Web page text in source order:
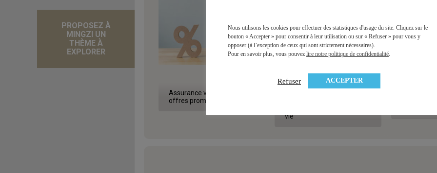
Assurance vie et PER : les
offres promotionnelles
vie
prélevés
sont-ils
PROPOSEZ À
MINGZI UN
THÈME À
EXPLORER
Nous utilisons les cookies pour effectuer des statistiques d'usage du site. Cliquez sur le
bouton « Accepter » pour consentir à leur utilisation ou sur « Refuser » pour vous y
opposer (à l’exception de ceux qui sont strictement nécessaires).
Pour en savoir plus, vous pouvez lire notre politique de confidentialité.
Refuser ACCEPTER